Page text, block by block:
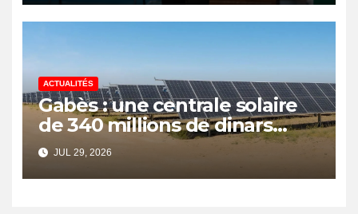
ACTUALITÉS
Gabès : une centrale solaire
de 340 millions de dinars
pour renforcer la transition
énergétique et créer 400
emplois
JUL 29, 2026